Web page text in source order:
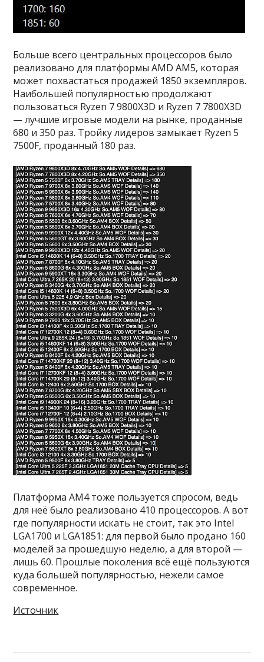
Больше всего центральных процессоров было
реализовано для платформы AMD AM5, которая
может похвастаться продажей 1850 экземпляров.
Наибольшей популярностью продолжают
пользоваться Ryzen 7 9800X3D и Ryzen 7 7800X3D
— лучшие игровые модели на рынке, проданные
680 и 350 раз. Тройку лидеров замыкает Ryzen 5
7500F, проданный 180 раз.
Платформа AM4 тоже пользуется спросом, ведь
для неё было реализовано 410 процессоров. А вот
где популярности искать не стоит, так это Intel
LGA1700 и LGA1851: для первой было продано 160
моделей за прошедшую неделю, а для второй —
лишь 60. Прошлые поколения всё ещё пользуются
куда большей популярностью, нежели самое
современное.
Источник